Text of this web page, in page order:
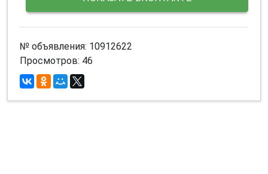
№ объявления: 10912622
Просмотров: 46